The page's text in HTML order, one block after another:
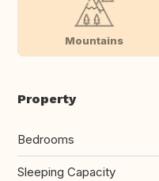
Mountains
Property
Bedrooms
Sleeping Capacity